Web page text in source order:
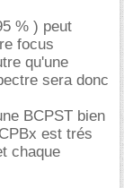
% ) peut
focus
qu'une
sera donc
BCPST bien
est trés
chaque